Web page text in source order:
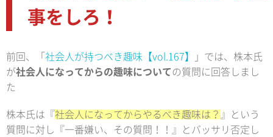
事をしろ！
前回、「 社会人が持つべき趣味【vol.167】
」では、株本氏
が社会人になってからの趣味についての質問に回答しまし
た
株本氏は『社会人になってからやるべき趣味は？ 』という
質問に対し『一番嫌い、その質問！！』とバッサリ否定し